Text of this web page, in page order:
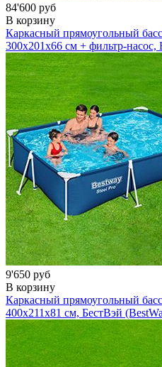
84'600 руб
В корзину
Каркасный прямоугольный
300х201x66 см + фильтр-насос,
9'650 руб
В корзину
Каркасный прямоугольный
400х211x81 см, БестВэй